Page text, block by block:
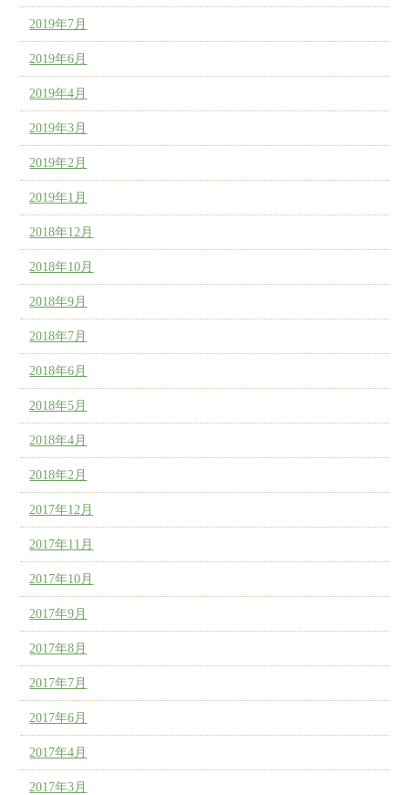
2019年7月
2019年6月
2019年4月
2019年3月
2019年2月
2019年1月
2018年12月
2018年10月
2018年9月
2018年7月
2018年6月
2018年5月
2018年4月
2018年2月
2017年12月
2017年11月
2017年10月
2017年9月
2017年8月
2017年7月
2017年6月
2017年4月
2017年3月